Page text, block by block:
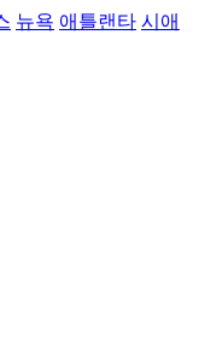
뉴욕 애틀랜타 시애